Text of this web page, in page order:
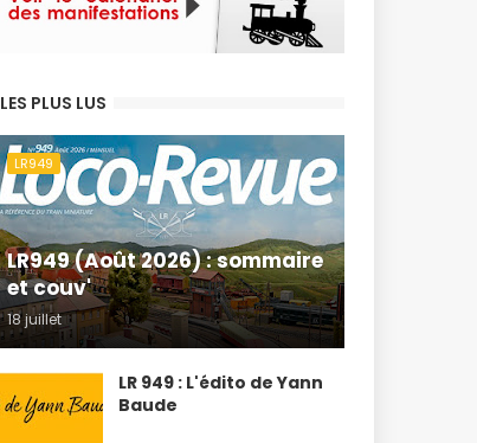
LES PLUS LUS
LR949
LR949 (Août 2026) : sommaire
et couv'
18 juillet
LR 949 : L'édito de Yann
Baude